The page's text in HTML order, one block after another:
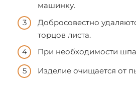
машинку.
Добросовестно
торцов листа.
При необходимости
Изделие очищается от